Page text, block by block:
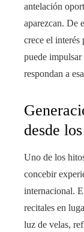
antelación
aparezcan. De
crece el interés
puede
respondan a
desde
Uno de los
concebir
internacional.
recitales en
luz de velas,